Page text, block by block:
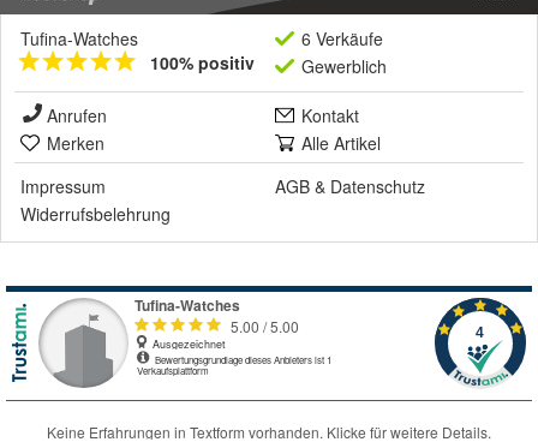
Tufina-Watches
100% positiv
6 Verkäufe
Gewerblich
Anrufen
Kontakt
Merken
Alle Artikel
Impressum
AGB & Datenschutz
Widerrufsbelehrung